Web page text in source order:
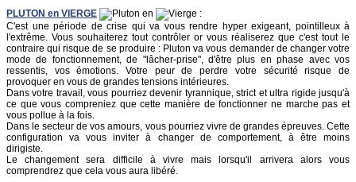
PLUTON en VIERGE en
:
C'est une période de crise qui va vous rendre hyper exigeant, pointilleux à
l'extrême. Vous souhaiterez tout contrôler or vous réaliserez que c'est tout le
contraire qui risque de se produire : Pluton va vous demander de changer votre
mode de fonctionnement, de "lâcher-prise", d'être plus en phase avec vos
ressentis, vos émotions. Votre peur de perdre votre sécurité risque de
provoquer en vous de grandes tensions intérieures.
Dans votre travail, vous pourriez devenir tyrannique, strict et ultra rigide jusqu'à
ce que vous compreniez que cette manière de fonctionner ne marche pas et
vous pollue à la fois.
Dans le secteur de vos amours, vous pourriez vivre de grandes épreuves. Cette
configuration va vous inviter à changer de comportement, à être moins
dirigiste.
Le changement sera difficile à vivre mais lorsqu'il arrivera alors vous
comprendrez que cela vous aura libéré.